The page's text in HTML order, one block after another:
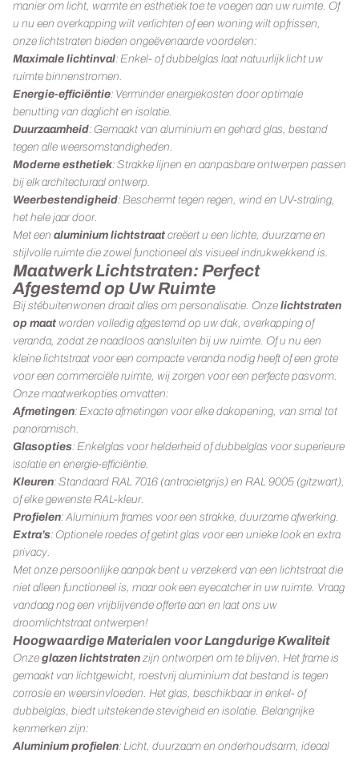
Glazen scheidingswanden
Terrasverwarmers
Blade S 2500W
CH 2500 RW
Aero S 2500W
Opties
Vast raam
Lichtstraat
Zonwering
Aluminium zijwand
Spie
manier om licht, warmte en esthetiek toe te voegen aan uw ruimte. Of
u nu een overkapping wilt verlichten of een woning wilt opfrissen,
onze lichtstraten bieden ongeëvenaarde voordelen:
Maximale lichtinval: Enkel- of dubbelglas laat natuurlijk licht uw
ruimte binnenstromen.
Energie-efficiëntie: Verminder energiekosten door optimale
benutting van daglicht en isolatie.
Duurzaamheid: Gemaakt van aluminium en gehard glas, bestand
tegen alle weersomstandigheden.
Moderne esthetiek: Strakke lijnen en aanpasbare ontwerpen passen
bij elk architecturaal ontwerp.
Weerbestendigheid: Beschermt tegen regen, wind en UV-straling,
het hele jaar door.
Met een aluminium lichtstraat creëert u een lichte, duurzame en
stijlvolle ruimte die zowel functioneel als visueel indrukwekkend is.
Maatwerk Lichtstraten: Perfect
Afgestemd op Uw Ruimte
Bij stébuitenwonen draait alles om personalisatie. Onze lichtstraten
op maat worden volledig afgestemd op uw dak, overkapping of
veranda, zodat ze naadloos aansluiten bij uw ruimte. Of u nu een
kleine lichtstraat voor een compacte veranda nodig heeft of een grote
voor een commerciële ruimte, wij zorgen voor een perfecte pasvorm.
Onze maatwerkopties omvatten:
Afmetingen: Exacte afmetingen voor elke dakopening, van smal tot
panoramisch.
Glasopties: Enkelglas voor helderheid of dubbelglas voor superieure
isolatie en energie-efficiëntie.
Kleuren: Standaard RAL 7016 (antracietgrijs) en RAL 9005 (gitzwart),
of elke gewenste RAL-kleur.
Profielen: Aluminium frames voor een strakke, duurzame afwerking.
Extra’s: Optionele roedes of getint glas voor een unieke look en extra
privacy.
Met onze persoonlijke aanpak bent u verzekerd van een lichtstraat die
niet alleen functioneel is, maar ook een eyecatcher in uw ruimte. Vraag
vandaag nog een vrijblijvende offerte aan en laat ons uw
droomlichtstraat ontwerpen!
Hoogwaardige Materialen voor Langdurige Kwaliteit
Onze glazen lichtstraten zijn ontworpen om te blijven. Het frame is
gemaakt van lichtgewicht, roestvrij aluminium dat bestand is tegen
corrosie en weersinvloeden. Het glas, beschikbaar in enkel- of
dubbelglas, biedt uitstekende stevigheid en isolatie. Belangrijke
kenmerken zijn:
Aluminium profielen: Licht, duurzaam en onderhoudsarm, ideaal